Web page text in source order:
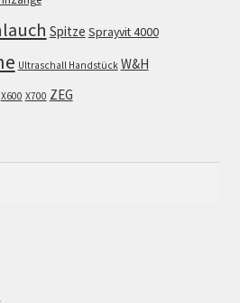
Spitze Sprayvit 4000
Ultraschall Handstück W&H
X600 X700 ZEG